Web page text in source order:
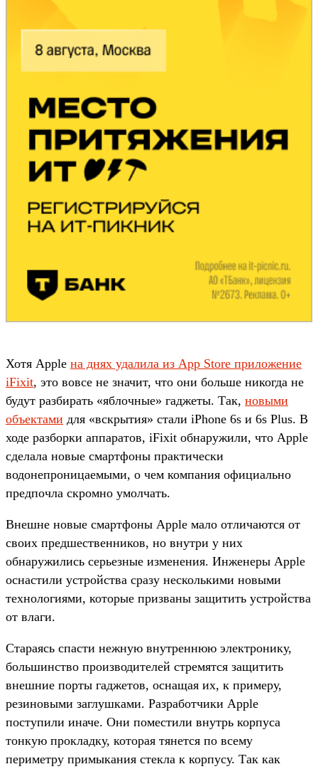
Хотя Apple на днях удалила из App Store приложение
iFixit, это вовсе не значит, что они больше никогда не
будут разбирать «яблочные» гаджеты. Так, новыми
объектами для «вскрытия» стали iPhone 6s и 6s Plus. В
ходе разборки аппаратов, iFixit обнаружили, что Apple
сделала новые смартфоны практически
водонепроницаемыми, о чем компания официально
предпочла скромно умолчать.
Внешне новые смартфоны Apple мало отличаются от
своих предшественников, но внутри у них
обнаружились серьезные изменения. Инженеры Apple
оснастили устройства сразу несколькими новыми
технологиями, которые призваны защитить устройства
от влаги.
Стараясь спасти нежную внутреннюю электронику,
большинство производителей стремятся защитить
внешние порты гаджетов, оснащая их, к примеру,
резиновыми заглушками. Разработчики Apple
поступили иначе. Они поместили внутрь корпуса
тонкую прокладку, которая тянется по всему
периметру примыкания стекла к корпусу. Так как